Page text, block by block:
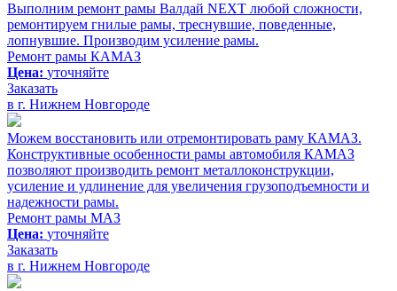
Выполним ремонт рамы Валдай NEXT любой сложности,
ремонтируем гнилые рамы, треснувшие, поведенные,
лопнувшие. Производим усиление рамы.
Ремонт рамы КАМАЗ
Цена: уточняйте
Заказать
в г. Нижнем Новгороде
Можем восстановить или отремонтировать раму КАМАЗ.
Конструктивные особенности рамы автомобиля КАМАЗ
позволяют производить ремонт металлоконструкции,
усиление и удлинение для увеличения грузоподъемности и
надежности рамы.
Ремонт рамы МАЗ
Цена: уточняйте
Заказать
в г. Нижнем Новгороде